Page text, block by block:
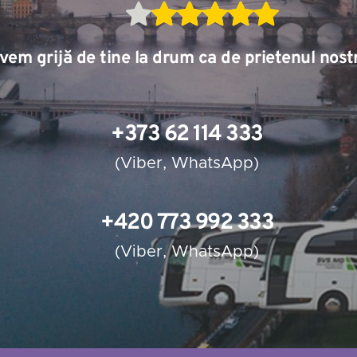
grijă de tine la drum ca de prietenul
+373 62 114 333
(Viber, WhatsApp)
+420 773 992 333
(Viber, WhatsApp)